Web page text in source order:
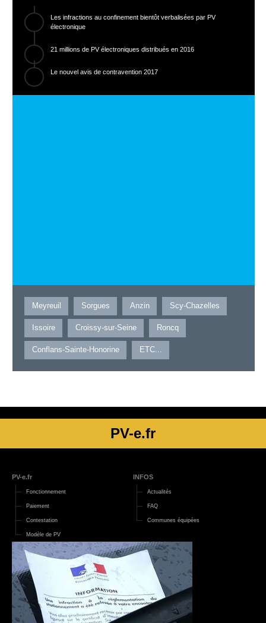
Les infractions au confinement bientôt verbalisées par PV
électronique
21 millions de PV électroniques distribués en 2016
Le nouvel avis de contravention 2017
Meyreuil Sorgues Anzin Scy-Chazelles
Issoire Croissy-sur-Seine Roncq
Conflans-Sainte-Honorine ETC...
PV-e.fr
PV-e.fr
Fonctionnement
Paiement
Contestation
Modèle de PV
INFOS
Actualités
FAQ
Communes équipées